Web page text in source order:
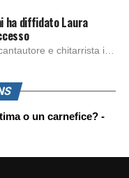
ha diffidato Laura
o un carnefice? -